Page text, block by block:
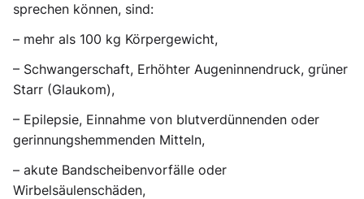
sprechen können, sind:
– mehr als 100 kg Körpergewicht,
– Schwangerschaft, Erhöhter Augeninnendruck, grüner
Starr (Glaukom),
– Epilepsie, Einnahme von blutverdünnenden oder
gerinnungshemmenden Mitteln,
– akute Bandscheibenvorfälle oder
Wirbelsäulenschäden,